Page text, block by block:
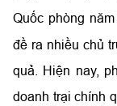
Quốc phòng
đề ra nhiều chủ
quả. Hiện nay,
doanh trại chính